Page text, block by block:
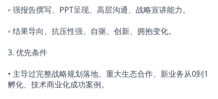
◦ 强报告撰写、PPT呈现、高层沟通、战略宣讲能力。
◦ 结果导向、抗压性强、自驱、创新、拥抱变化。
3. 优先条件
• 主导过完整战略规划落地、重大生态合作、新业务从0到1
孵化、技术商业化成功案例。